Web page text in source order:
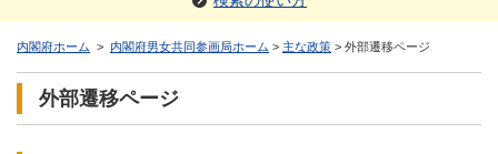
内閣府ホーム > 内閣府男女共同参画局ホーム > 主な政策 > 外部遷移ページ
外部遷移ページ